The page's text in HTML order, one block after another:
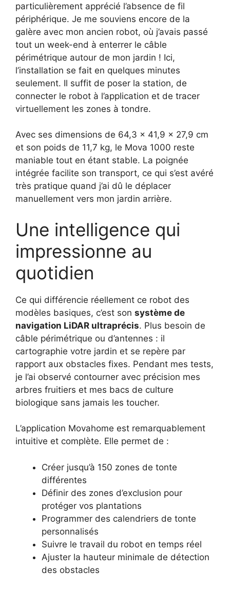
particulièrement apprécié l’absence de fil
périphérique. Je me souviens encore de la
galère avec mon ancien robot, où j’avais passé
tout un week-end à enterrer le câble
périmétrique autour de mon jardin ! Ici,
l’installation se fait en quelques minutes
seulement. Il suffit de poser la station, de
connecter le robot à l’application et de tracer
virtuellement les zones à tondre.
Avec ses dimensions de 64,3 x 41,9 x 27,9 cm
et son poids de 11,7 kg, le Mova 1000 reste
maniable tout en étant stable. La poignée
intégrée facilite son transport, ce qui s’est avéré
très pratique quand j’ai dû le déplacer
manuellement vers mon jardin arrière.
Une intelligence qui
impressionne au
quotidien
Ce qui différencie réellement ce robot des
modèles basiques, c’est son système de
navigation LiDAR ultraprécis. Plus besoin de
câble périmétrique ou d’antennes : il
cartographie votre jardin et se repère par
rapport aux obstacles fixes. Pendant mes tests,
je l’ai observé contourner avec précision mes
arbres fruitiers et mes bacs de culture
biologique sans jamais les toucher.
L’application Movahome est remarquablement
intuitive et complète. Elle permet de :
Créer jusqu’à 150 zones de tonte
différentes
Définir des zones d’exclusion pour
protéger vos plantations
Programmer des calendriers de tonte
personnalisés
Suivre le travail du robot en temps réel
Ajuster la hauteur minimale de détection
des obstacles